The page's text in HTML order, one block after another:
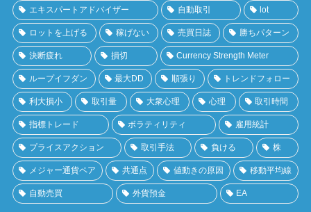
エキスパートアドバイザー 自動取引 lot
ロットを上げる 稼げない 売買日誌 勝ちパターン
決断疲れ 損切 Currency Strength Meter
ループイフダン 最大DD 順張り トレンドフォロー
利大損小 取引量 大衆心理 心理 取引時間
指標トレード ボラティリティ 雇用統計
プライスアクション 取引手法 負ける 株
メジャー通貨ペア 共通点 値動きの原因 移動平均線
自動売買 外貨預金 EA